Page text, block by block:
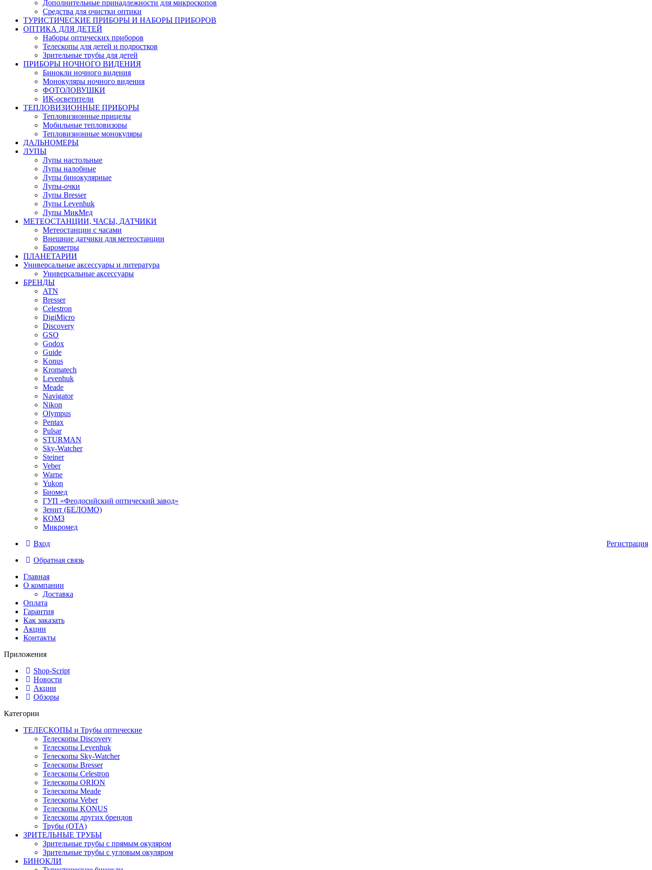
Дополнительные принадлежности для микроскопов
Средства для очистки оптики
ТУРИСТИЧЕСКИЕ ПРИБОРЫ И НАБОРЫ ПРИБОРОВ
ОПТИКА ДЛЯ ДЕТЕЙ
Наборы оптических приборов
Телескопы для детей и подростков
Зрительные трубы для детей
ПРИБОРЫ НОЧНОГО ВИДЕНИЯ
Бинокли ночного видения
Монокуляры ночного видения
ФОТОЛОВУШКИ
ИК-осветители
ТЕПЛОВИЗИОННЫЕ ПРИБОРЫ
Тепловизионные прицелы
Мобильные тепловизоры
Тепловизионные монокуляры
ДАЛЬНОМЕРЫ
ЛУПЫ
Лупы настольные
Лупы налобные
Лупы бинокулярные
Лупы-очки
Лупы Bresser
Лупы Levenhuk
Лупы МикМед
МЕТЕОСТАНЦИИ, ЧАСЫ, ДАТЧИКИ
Метеостанции с часами
Внешние датчики для метеостанции
Барометры
ПЛАНЕТАРИИ
Универсальные аксессуары и литература
Универсальные аксессуары
БРЕНДЫ
ATN
Bresser
Celestron
DigiMicro
Discovery
GSO
Godox
Guide
Konus
Kromatech
Levenhuk
Meade
Navigator
Nikon
Olympus
Pentax
Pulsar
STURMAN
Sky-Watcher
Steiner
Veber
Warne
Yukon
Биомед
ГУП «Феодосийский оптический завод»
Зенит (БЕЛОМО)
КОМЗ
Микромед
Регистрация
Вход
Обратная связь
Главная
О компании
Доставка
Оплата
Гарантия
Как заказать
Акции
Контакты
Приложения
Shop-Script
Новости
Акции
Обзоры
Категории
ТЕЛЕСКОПЫ и Трубы оптические
Телескопы Discovery
Телескопы Levenhuk
Телескопы Sky-Watcher
Телескопы Bresser
Телескопы Celestron
Телескопы ORION
Телескопы Meade
Телескопы Veber
Телескопы KONUS
Телескопы других брендов
Трубы (ОТА)
ЗРИТЕЛЬНЫЕ ТРУБЫ
Зрительные трубы с прямым окуляром
Зрительные трубы с угловым окуляром
БИНОКЛИ